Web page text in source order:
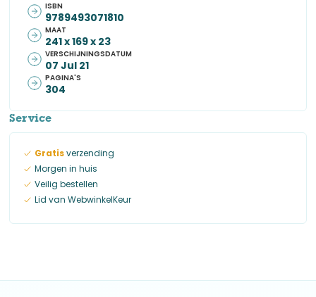
ISBN
9789493071810
MAAT
241 x 169 x 23
VERSCHIJNINGSDATUM
07 Jul 21
PAGINA'S
304
Service
Gratisverzending
Morgen in huis
Veilig bestellen
Lid van WebwinkelKeur